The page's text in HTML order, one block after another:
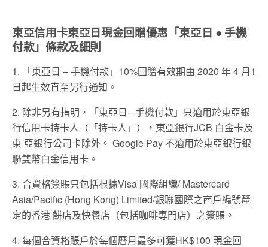
東亞信用卡東亞日現金回贈優惠「東亞日 ● 手機
付款」條款及細則
1. 「東亞日 – 手機付款」10%回贈有效期由 2020 年 4 月1
日起生效直至另行通知。
2. 除非另有指明，「東亞日– 手機付款」只適用於東亞銀
行信用卡持卡人（「持卡人」），東亞銀行JCB 白金卡及
東 亞銀行公司卡除外。 Google Pay 不適用於東亞銀行銀
聯雙幣白金信用卡。
3. 合資格簽賬只包括根據Visa 國際組織/ Mastercard
Asia/Pacific (Hong Kong) Limited/銀聯國際之商戶編號釐
定的香港 餅店及快餐店（包括咖啡專門店）之簽賬。
4. 每個合資格賬戶於每個曆月最多可獲HK$100 現金回